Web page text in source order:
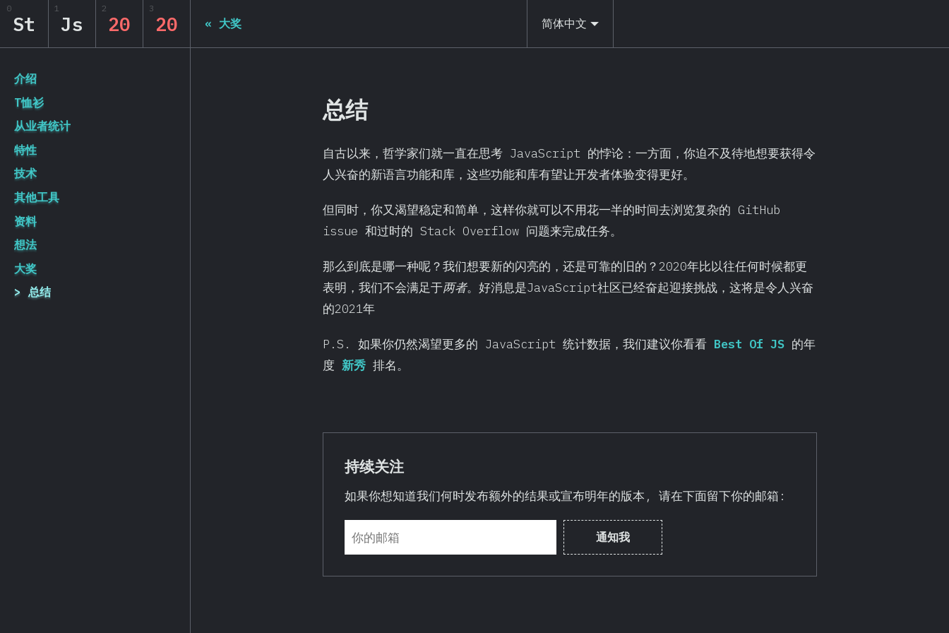
State of JS 2020
0
St
1
Js
2
20
3
20
[zh-Hans] general.back_to_intro
介绍
T恤衫
从业者统计
特性
技术
其他工具
资料
想法
大奖
总结
« 大奖 简体中文
总结
自古以来，哲学家们就一直在思考 JavaScript 的悖论：一方面，你迫不及待地想要获得令
人兴奋的新语言功能和库，这些功能和库有望让开发者体验变得更好。
但同时，你又渴望稳定和简单，这样你就可以不用花一半的时间去浏览复杂的 GitHub
issue 和过时的 Stack Overflow 问题来完成任务。
那么到底是哪一种呢？我们想要新的闪亮的，还是可靠的旧的？2020年比以往任何时候都更
表明，我们不会满足于两者。好消息是JavaScript社区已经奋起迎接挑战，这将是令人兴奋
的2021年
P.S. 如果你仍然渴望更多的 JavaScript 统计数据，我们建议你看看 Best Of JS 的年
度 新秀 排名。
持续关注
如果你想知道我们何时发布额外的结果或宣布明年的版本, 请在下面留下你的邮箱:
通知我